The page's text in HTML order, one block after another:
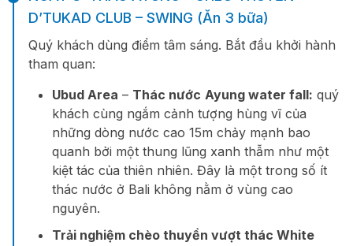
D’TUKAD CLUB – SWING (Ăn 3 bữa)
Quý khách dùng điểm tâm sáng. Bắt đầu khởi hành
tham quan:
Ubud Area – Thác nước Ayung water fall: quý
khách cùng ngắm cảnh tượng hùng vĩ của
những dòng nước cao 15m chảy mạnh bao
quanh bởi một thung lũng xanh thẫm như một
kiệt tác của thiên nhiên. Đây là một trong số ít
thác nước ở Bali không nằm ở vùng cao
nguyên.
Trải nghiệm chèo thuyền vượt thác White